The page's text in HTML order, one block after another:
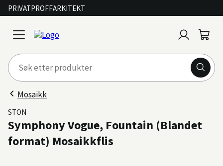
PRIVATPROFFARKITEKT
open
menu
inn
Mosaikk
STON
Symphony Vogue, Fountain (Blandet
format) Mosaikkflis